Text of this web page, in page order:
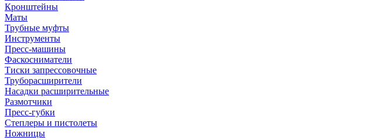
Кронштейны
Маты
Трубные муфты
Инструменты
Пресс-машины
Фаскосниматели
Тиски запрессовочные
Труборасширители
Насадки расширительные
Размотчики
Пресс-губки
Степлеры и пистолеты
Ножницы